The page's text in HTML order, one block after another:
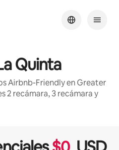
Quinta
Airbnb-Friendly en Greater
2 recámara, 3 recámara y